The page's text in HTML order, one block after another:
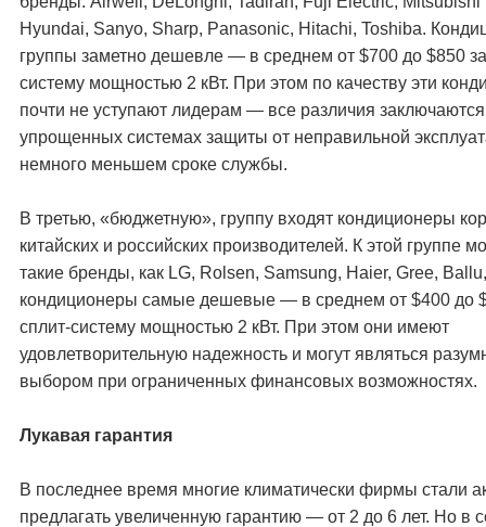
Hyundai, Sanyo, Sharp, Panasonic, Hitachi, Toshiba.
группы заметно дешевле — в среднем от $700 до $850
систему мощностью 2 кВт. При этом по качеству эти
почти не уступают лидерам — все различия
упрощенных системах защиты от неправильной
немного меньшем сроке службы.
В третью, «бюджетную», группу входят кондиционеры
китайских и российских производителей. К этой группе
такие бренды, как LG, Rolsen, Samsung, Haier, Gree,
кондиционеры самые дешевые — в среднем от $400 до
сплит-систему мощностью 2 кВт. При этом они имеют
удовлетворительную надежность и могут являться
выбором при ограниченных финансовых возможностях.
Лукавая гарантия
В последнее время многие климатически фирмы стали
предлагать увеличенную гарантию — от 2 до 6 лет. Но в